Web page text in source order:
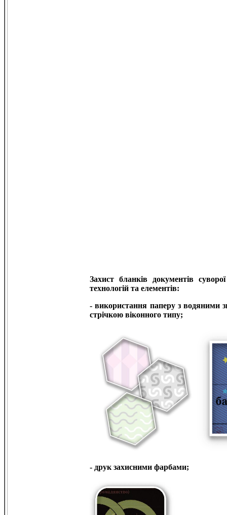
Захист бланків документів
технологій та елементів:
- використання паперу з водяними
стрічкою віконного типу;
- друк захисними фарбами;